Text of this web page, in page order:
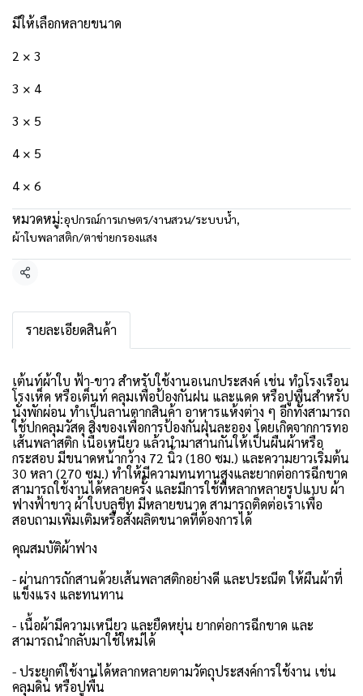
มีให้เลือกหลายขนาด
2 × 3
3 × 4
3 × 5
4 × 5
4 × 6
หมวดหมู่:อุปกรณ์การเกษตร/งานสวน/ระบบน้ำ,
ผ้าใบพลาสติก/ตาข่ายกรองแสง
แชร์
รายละเอียดสินค้า
เต้นท์ผ้าใบ ฟ้า-ขาว สำหรับใช้งานอเนกประสงค์ เช่น ทำโรงเรือน
โรงเห็ด หรือเต็นท์ คลุมเพื่อป้องกันฝน และแดด หรือปูพื้นสำหรับ
นั่งพักผ่อน ทำเป็นลานตากสินค้า อาหารแห้งต่าง ๆ อีกทั้งสามารถ
ใช้ปกคลุมวัสดุ สิ่งของเพื่อการป้องกันฝุ่นละออง โดยเกิดจากการทอ
เส้นพลาสติก เนื้อเหนียว แล้วนำมาสานกันให้เป็นผืนผ้าหรือ
กระสอบ มีขนาดหน้ากว้าง 72 นิ้ว (180 ซม.) และความยาวเริ่มต้น
30 หลา (270 ซม.) ทำให้มีความทนทานสูงและยากต่อการฉีกขาด
สามารถใช้งานได้หลายครั้ง และมีการใช้ที่หลากหลายรูปแบบ ผ้า
ฟางฟ้าขาว ผ้าใบบลูชีท มีหลายขนาด สามารถติดต่อเราเพื่อ
สอบถามเพิ่มเติมหรือสั่งผลิตขนาดที่ต้องการได้
คุณสมบัติผ้าฟาง
- ผ่านการถักสานด้วยเส้นพลาสติกอย่างดี และประณีต ให้ผืนผ้าที่
แข็งแรง และทนทาน
- เนื้อผ้ามีความเหนียว และยืดหยุ่น ยากต่อการฉีกขาด และ
สามารถนำกลับมาใช้ใหม่ได้
- ประยุกต์ใช้งานได้หลากหลายตามวัตถุประสงค์การใช้งาน เช่น
คลุมดิน หรือปูพื้น